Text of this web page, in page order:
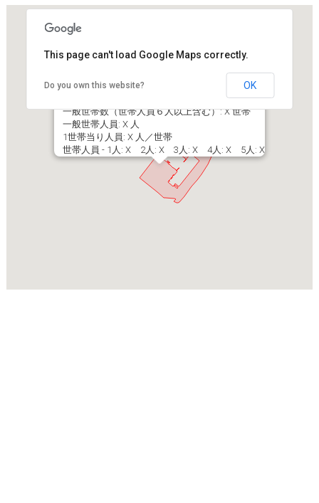
一般世帯数（世帯人員６人以上含む）: X 世帯
一般世帯人員: X 人
1世帯当り人員: X 人／世帯
世帯人員 - 1人: X 2人: X 3人: X 4人: X 5人: X
This page can't load Google Maps correctly.
Do you own this website? OK